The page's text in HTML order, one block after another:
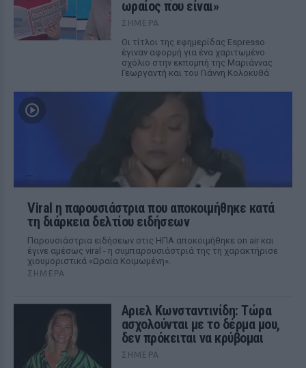
ωραίος που είναι»
ΣΉΜΕΡΑ
Οι τίτλοι της εφημερίδας Espresso
έγιναν αφορμή για ένα χαριτωμένο
σχόλιο στην εκπομπή της Μαριάννας
Γεωργαντή και του Γιάννη Κολοκυθά
Viral η παρουσιάστρια που αποκοιμήθηκε κατά
τη διάρκεια δελτίου ειδήσεων
Παρουσιάστρια ειδήσεων στις ΗΠΑ αποκοιμήθηκε on air και
έγινε αμέσως viral - η συμπαρουσιάστριά της τη χαρακτήρισε
χιουμοριστικά «Ωραία Κοιμωμένη».
ΣΉΜΕΡΑ
Αριελ Κωνσταντινίδη: Τώρα
ασχολούνται με το δέρμα μου,
δεν πρόκειται να κρύβομαι
ΣΉΜΕΡΑ